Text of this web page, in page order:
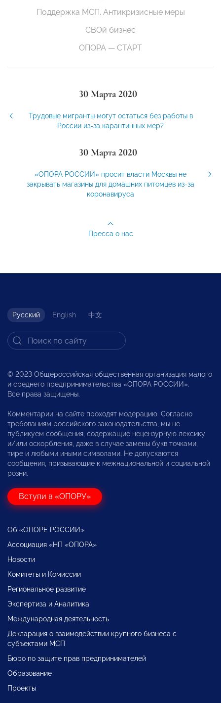
Поддержка МСП. Антикризисные меры
СВОй бизнес
ОПОРА — СТАРТ
30 Марта 2020
Трудовые мигранты могут остаться без работы в
России из-за карантинных мер?
30 Марта 2020
«ОПОРА РОССИИ» просит власти Москвы не
закрывать магазины для домашних питомцев из-за
коронавируса
Пресса о нас
Русский English 中文
© 2023 Общероссийская общественная организация малого
и среднего предпринимательства «ОПОРА РОССИИ».
Все права защищены.
Комментарии на сайте проходят модерацию. Согласно
требованиям российского законодательства, мы не
публикуем сообщения, содержащие нецензурную лексику
и/или оскорбления, даже в случае замены букв точками,
тире и любыми иными символами. Не допускаются
сообщения, призывающие к межнациональной и социальной
розни.
Вступи в «ОПОРУ»
Об «ОПОРЕ РОССИИ»
Ассоциация «НП «ОПОРА»
Новости
Комитеты и Комиссии
Региональное развитие
Экспертиза и Аналитика
Международная деятельность
Декларация о взаимодействии крупного бизнеса с
субъектами МСП
Бюро по защите прав предпринимателей
Образование
Проекты